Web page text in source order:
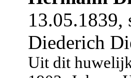
13.05.1839,
Diederich
Uit dit